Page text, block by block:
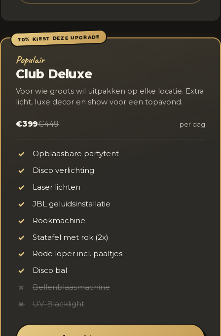
70% KIEST DEZE UPGRADE
Populair
Club Deluxe
Voor wie groots wil uitpakken op elke locatie. Extra
licht, luxe decor en show voor een topavond.
€399€449 per dag
✓
Opblaasbare partytent
✓
Disco verlichting
✓
Laser lichten
✓
JBL geluidsinstallatie
✓
Rookmachine
✓
Statafel met rok (2x)
✓
Rode loper incl. paaltjes
✓
Disco bal
✗
Bellenblaasmachine
✗
UV-Blacklight